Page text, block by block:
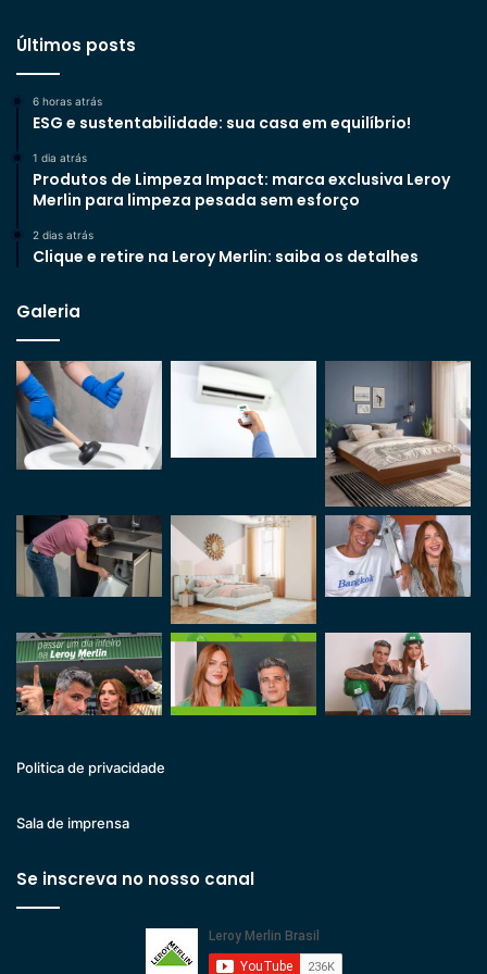
Últimos posts
6 horas atrás
ESG e sustentabilidade: sua casa em equilíbrio!
1 dia atrás
Produtos de Limpeza Impact: marca exclusiva Leroy
Merlin para limpeza pesada sem esforço
2 dias atrás
Clique e retire na Leroy Merlin: saiba os detalhes
Galeria
Politica de privacidade
Sala de imprensa
Se inscreva no nosso canal